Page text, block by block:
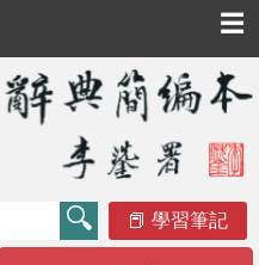
☰
學習筆記